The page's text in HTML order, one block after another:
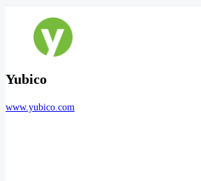
Yubico
www.yubico.com